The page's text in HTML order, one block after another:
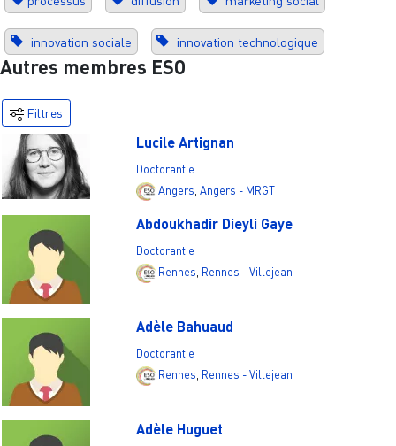
innovation sociale innovation technologique
Autres membres ESO
Filtres
Lucile Artignan
Doctorant.e
Angers Angers - MRGT
Abdoukhadir Dieyli Gaye
Doctorant.e
Rennes, Rennes - Villejean
Adèle Bahuaud
Doctorant.e
Rennes, Rennes - Villejean
Adèle Huguet